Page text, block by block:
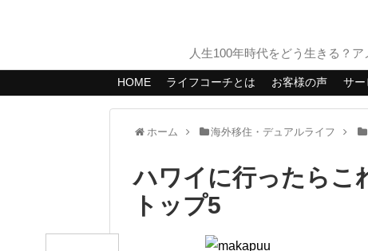
人生100年時代をどう生きる？
HOME ライフコーチとは お客様の声 サー
ホーム 海外移住・デュアルライフ
ハワイに行ったら
トップ5